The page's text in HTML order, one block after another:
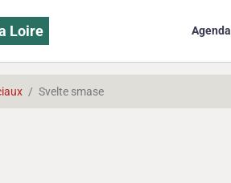
Loire Agenda
Svelte smase